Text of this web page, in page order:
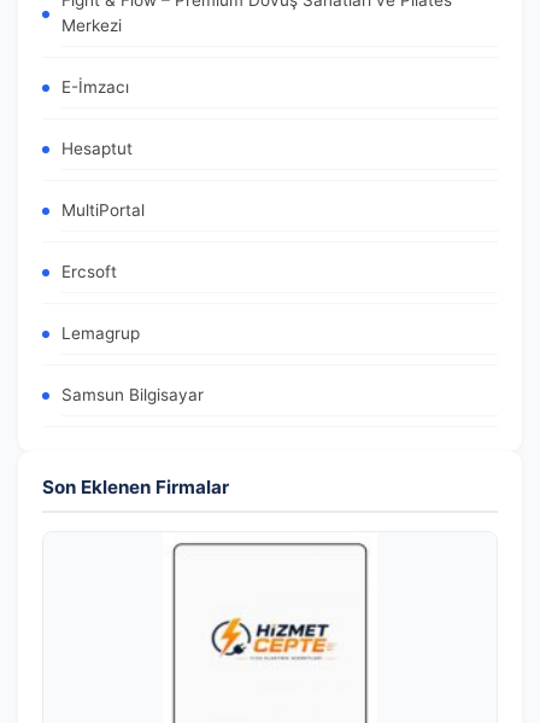
Merkezi
E-İmzacı
Hesaptut
MultiPortal
Ercsoft
Lemagrup
Samsun Bilgisayar
Son Eklenen Firmalar